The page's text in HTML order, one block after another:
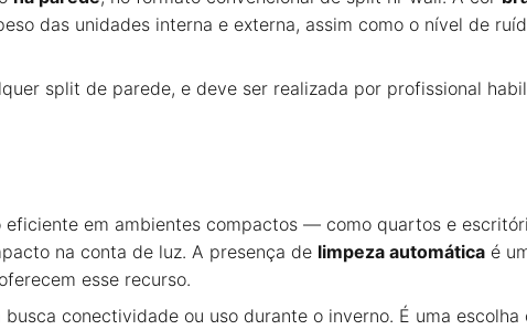
das unidades interna e externa, assim como o nível de
split de parede, e deve ser realizada por profissional
eficiente em ambientes compactos — como quartos e
na conta de luz. A presença de limpeza automática é
esse recurso.
conectividade ou uso durante o inverno. É uma escolha